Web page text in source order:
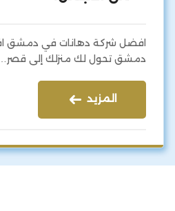
افضل شركة دهانات في دمشق
دمشق تحول لك منزلك إلى
المزيد